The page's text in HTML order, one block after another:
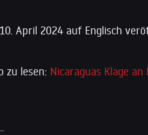
April 2024 auf Englisch
zu lesen: Nicaraguas Klage